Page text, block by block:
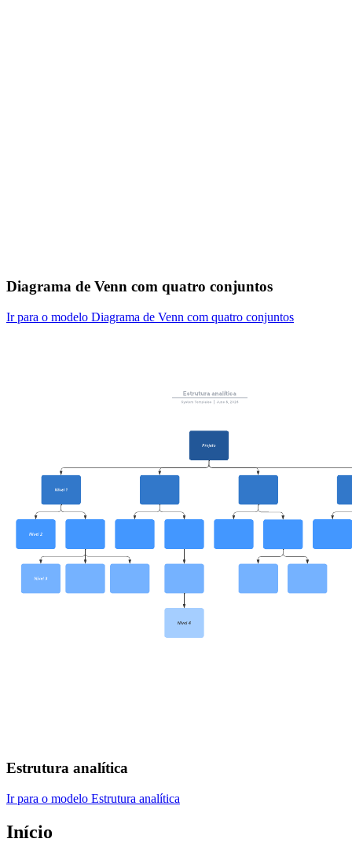
Diagrama de Venn com quatro conjuntos
Ir para o modelo Diagrama de Venn com quatro conjuntos
Estrutura analítica
Ir para o modelo Estrutura analítica
Início